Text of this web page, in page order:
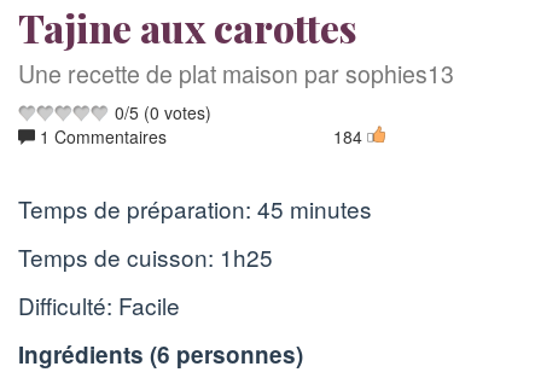
Tajine aux carottes
Une recette de plat maison par sophies13
0/5 (0 votes)
1 Commentaires
184
Temps de préparation: 45 minutes
Temps de cuisson: 1h25
Difficulté: Facile
Ingrédients (6 personnes)